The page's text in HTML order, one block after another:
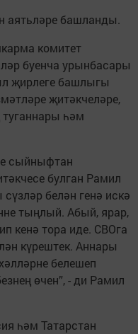
аятьләре башланды.
комитет
буенча урынбасары
җирлеге башлыгы
җитәкчеләре,
һәм
сыйныфтан
булган Рамил
белән генә искә
тыңлый. Абый, ярар,
кенә тора иде. СВОга
күрештек. Аннары
белешеп
өчен”, - ди Рамил
һәм Татарстан